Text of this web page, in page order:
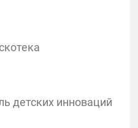
детских инноваций